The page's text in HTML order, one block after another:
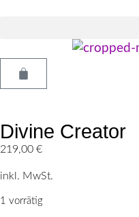
Divine Creator
219,00 €
inkl. MwSt.
1 vorrätig